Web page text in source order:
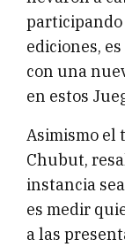
participando
ediciones,
con una
en estos
Asimismo
Chubut,
instancia
es medir
a las